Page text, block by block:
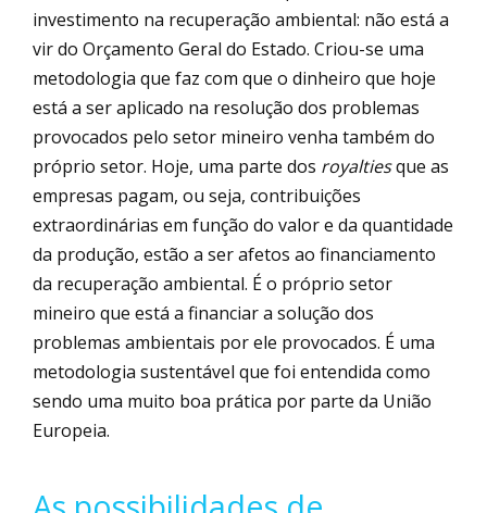
investimento na recuperação ambiental: não está a
vir do Orçamento Geral do Estado. Criou-se uma
metodologia que faz com que o dinheiro que hoje
está a ser aplicado na resolução dos problemas
provocados pelo setor mineiro venha também do
próprio setor. Hoje, uma parte dos royaltiesque as
empresas pagam, ou seja, contribuições
extraordinárias em função do valor e da quantidade
da produção, estão a ser afetos ao financiamento
da recuperação ambiental. É o próprio setor
mineiro que está a financiar a solução dos
problemas ambientais por ele provocados. É uma
metodologia sustentável que foi entendida como
sendo uma muito boa prática por parte da União
Europeia.